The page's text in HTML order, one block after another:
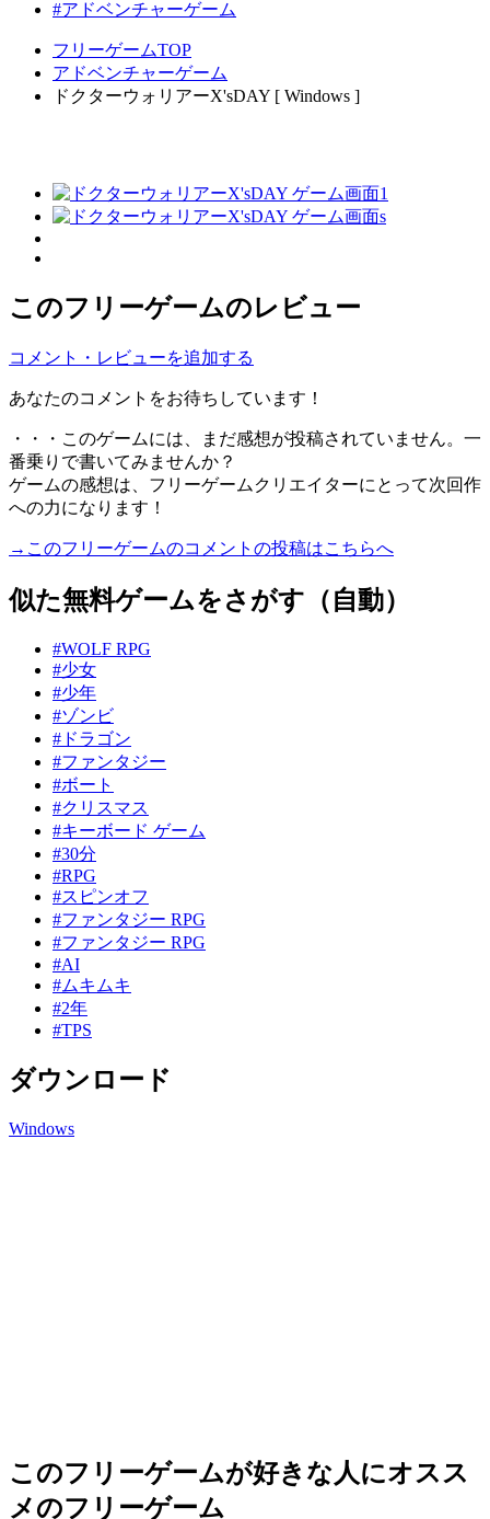
#アドベンチャーゲーム
フリーゲームTOP
アドベンチャーゲーム
ドクターウォリアーX'sDAY [ Windows ]
このフリーゲームのレビュー
コメント・レビューを追加する
あなたのコメントをお待ちしています！
・・・このゲームには、まだ感想が投稿されていません。一
番乗りで書いてみませんか？
ゲームの感想は、フリーゲームクリエイターにとって次回作
への力になります！
→このフリーゲームのコメントの投稿はこちらへ
似た無料ゲームをさがす（自動）
#WOLF RPG
#少女
#少年
#ゾンビ
#ドラゴン
#ファンタジー
#ボート
#クリスマス
#キーボード ゲーム
#30分
#RPG
#スピンオフ
#ファンタジー RPG
#ファンタジー RPG
#AI
#ムキムキ
#2年
#TPS
ダウンロード
Windows
このフリーゲームが好きな人にオスス
メのフリーゲーム